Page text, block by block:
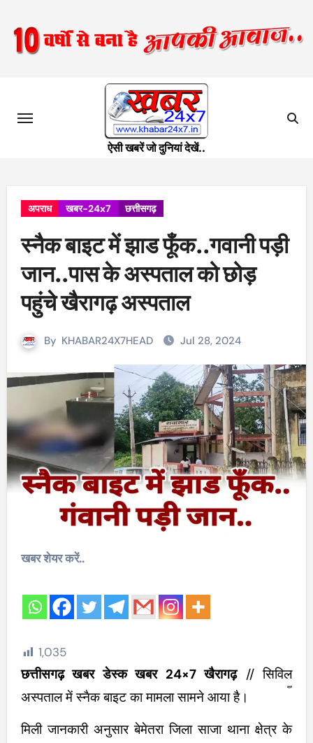
content
ऐसी खबरें जो दुनियां देखें..
अपराध खबर-24x7 छत्तीसगढ़
स्नैक बाइट में झाड फूँक..गवानी पड़ी
जान..पास के अस्पताल को छोड़
पहुंचे खैरागढ़ अस्पताल
By KHABAR24X7HEAD Jul 28, 2024
खबर शेयर करें..
1,035
छत्तीसगढ़ खबर डेस्क खबर 24×7 खैरागढ़// सिविल
अस्पताल में स्नैक बाइट का मामला सामने आया है।
मिली जानकारी अनुसार बेमेतरा जिला साजा थाना क्षेत्र के